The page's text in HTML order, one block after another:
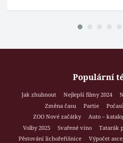
Populární
Jak zhubnout Nejlepší filmy 2024
Změna času
Partie Počasí
ZOO Nové začátky
Auto –
Volby 2025
Svařené víno Tatarák
Pěstování lichořeřišnice
Výpočet